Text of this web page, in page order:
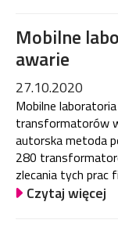
Mobilne
awarie
27.10.2020
Mobilne
transformatorów
autorska metoda
280
zlecania tych prac
Czytaj więcej